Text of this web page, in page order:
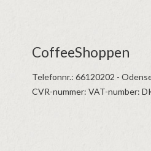
CoffeeShoppen
Telefonnr.: 66120202 -
CVR-nummer: VAT-number: